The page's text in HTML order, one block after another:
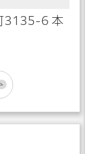
3135-6 本